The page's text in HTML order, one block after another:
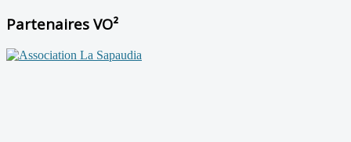
Partenaires VO²